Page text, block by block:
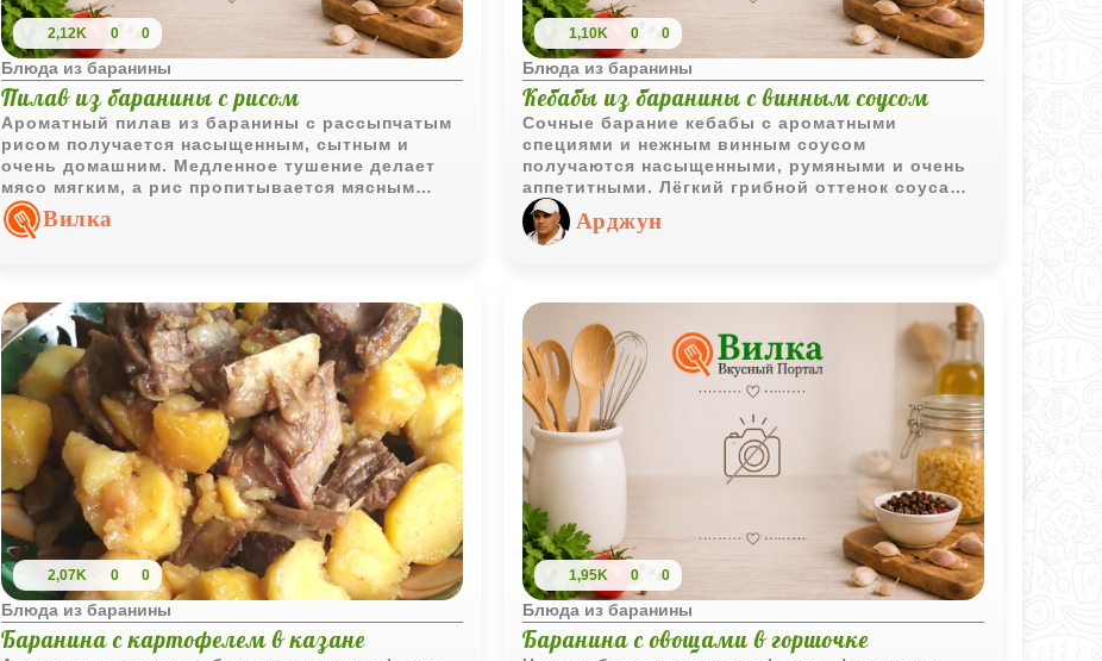
2,12K 0 0
Блюда из баранины
Пилав из баранины с рисом
Ароматный пилав из баранины с рассыпчатым
рисом получается насыщенным, сытным и
очень домашним. Медленное тушение делает
мясо мягким, а рис пропитывается мясным
соком и ароматом специй.
Вилка
1,10K 0 0
Блюда из баранины
Кебабы из баранины с винным соусом
Сочные барание кебабы с ароматными
специями и нежным винным соусом
получаются насыщенными, румяными и очень
аппетитными. Лёгкий грибной оттенок соуса
отлично дополняет мясо и делает блюдо
особенно выразительным.
Арджун
2,07K 0 0
Блюда из баранины
Баранина с картофелем в казане
1,95K 0 0
Блюда из баранины
Баранина с овощами в горшочке